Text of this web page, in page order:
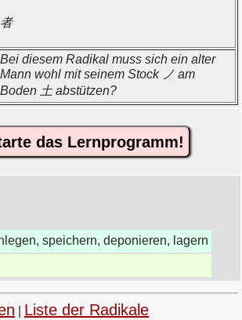
者
Bei diesem Radikal muss sich ein alter
Mann wohl mit seinem Stock ノ am
Boden 土 abstützen?
das Lernprogramm!
speichern, deponieren, lagern
Liste der Radikale